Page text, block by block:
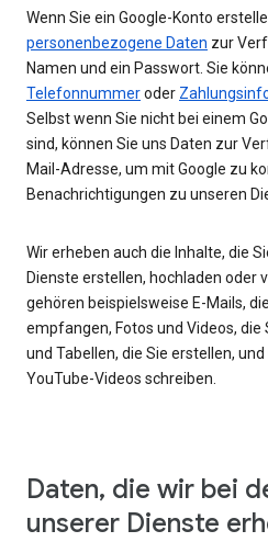
Wenn Sie ein Google-Konto
personenbezogene Daten zur
Namen und ein Passwort. Sie
Telefonnummeroder
Selbst wenn Sie nicht bei einem
sind, können Sie uns Daten zur
Mail-Adresse, um mit Google zu
Benachrichtigungen zu unseren
Wir erheben auch die Inhalte, die
Dienste erstellen, hochladen oder
gehören beispielsweise E-Mails,
empfangen, Fotos und Videos, die
und Tabellen, die Sie erstellen,
YouTube-Videos schreiben.
Daten, die wir bei
unserer Dienste